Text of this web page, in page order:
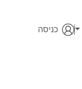
כניסה